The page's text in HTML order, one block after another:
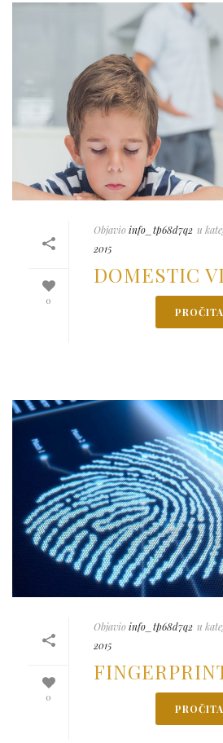
0
Objavioinfo_tp68d7q2 u
2015
DOMESTIC
0
Objavioinfo_tp68d7q2 u
2015